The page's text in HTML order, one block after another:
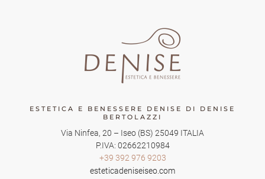
ESTETICA E BENESSERE DENISE DI DENISE
BERTOLAZZI
Via Ninfea, 20 – Iseo (BS) 25049 ITALIA
P.IVA: 02662210984
+39 392 976 9203
esteticadeniseiseo.com